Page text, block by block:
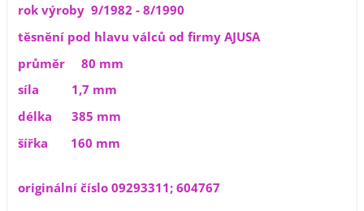
rok výroby 9/1982 - 8/1990
těsnění pod hlavu válců od firmy AJUSA
průměr 80 mm
síla 1,7 mm
délka 385 mm
šířka 160 mm
originální číslo 09293311; 604767